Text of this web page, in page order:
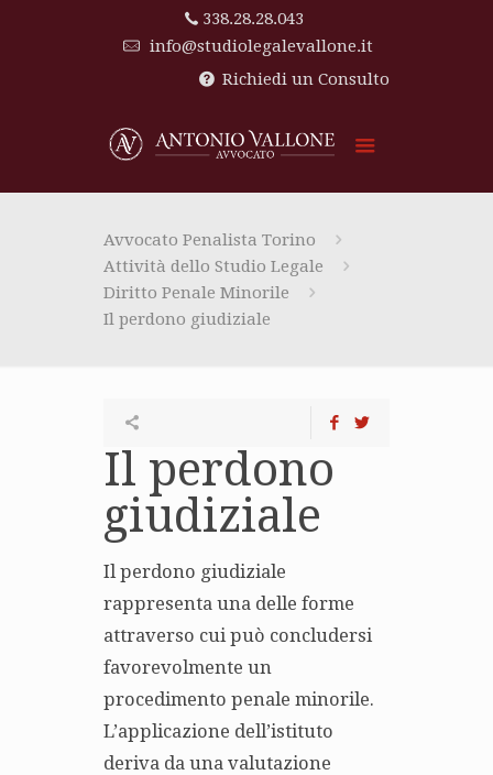
338.28.28.043
info@studiolegalevallone.it
Richiedi un Consulto
Avvocato Penalista Torino
Attività dello Studio Legale
Diritto Penale Minorile
Il perdono giudiziale
Il perdono
giudiziale
Il perdono giudiziale
rappresenta una delle forme
attraverso cui può concludersi
favorevolmente un
procedimento penale minorile.
L’applicazione dell’istituto
deriva da una valutazione